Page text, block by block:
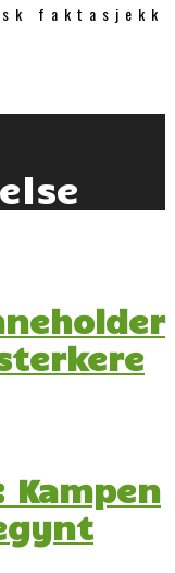
faktasjekk
Kampen